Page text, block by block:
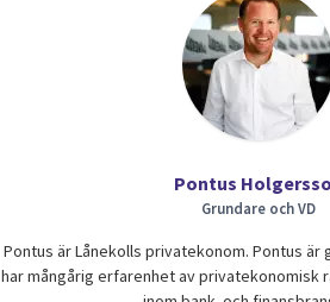
Pontus
Grundare och VD
Pontus är Lånekolls privatekonom. Pontus är
har mångårig erfarenhet av privatekonomisk